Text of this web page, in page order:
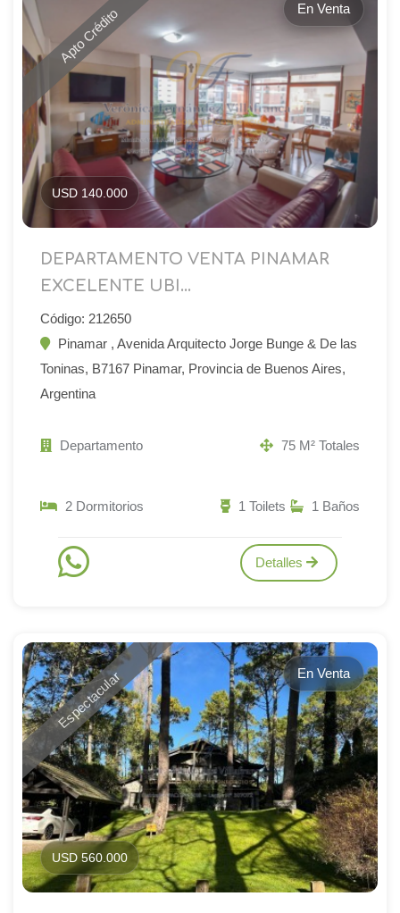
Apto Crédito En Venta
USD 140.000
DEPARTAMENTO VENTA PINAMAR
EXCELENTE UBI...
Código: 212650
Pinamar , Avenida Arquitecto Jorge Bunge & De las
Toninas, B7167 Pinamar, Provincia de Buenos Aires,
Argentina
Departamento 75 M² Totales
2 Dormitorios 1 Baños
1 Toilets
Detalles
Espectacular En Venta
USD 560.000